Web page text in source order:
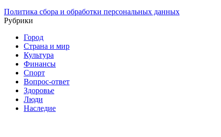
Политика сбора и обработки персональных данных
Рубрики
Город
Страна и мир
Культура
Финансы
Спорт
Вопрос-ответ
Здоровье
Люди
Наследие